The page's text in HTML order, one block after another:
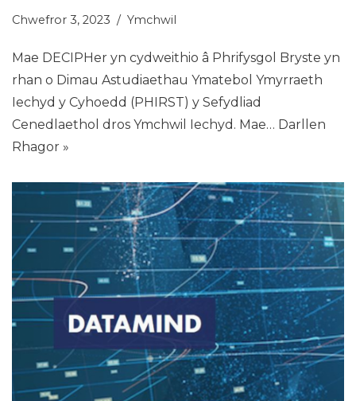
Chwefror 3, 2023 Ymchwil
Mae DECIPHer yn cydweithio â Phrifysgol Bryste yn
rhan o Dimau Astudiaethau Ymatebol Ymyrraeth
Iechyd y Cyhoedd (PHIRST) y Sefydliad
Cenedlaethol dros Ymchwil Iechyd. Mae… Darllen
Rhagor »